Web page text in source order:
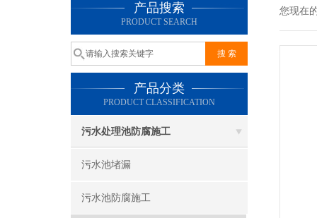
产品搜索
PRODUCT SEARCH
产品分类
PRODUCT CLASSIFICATION
污水处理池防腐施工
污水池堵漏
污水池防腐施工
您现在